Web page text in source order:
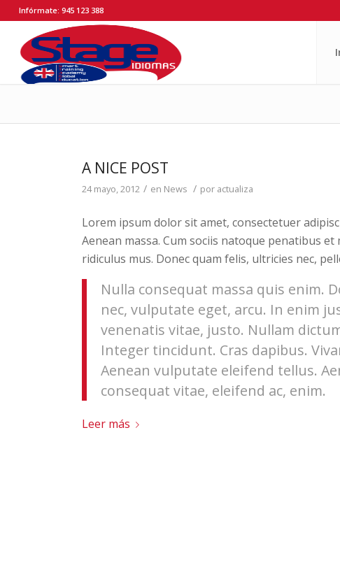
Infórmate: 945 123 388
A NICE POST
24 mayo, 2012 / en News / por actualiza
Lorem ipsum dolor sit amet, consectetuer
Aenean massa. Cum sociis natoque penatibus
ridiculus mus. Donec quam felis, ultricies nec,
Nulla consequat massa quis enim.
nec, vulputate eget, arcu. In enim
venenatis vitae, justo. Nullam
Integer tincidunt. Cras dapibus.
Aenean vulputate eleifend tellus.
consequat vitae, eleifend ac, enim.
Leer más